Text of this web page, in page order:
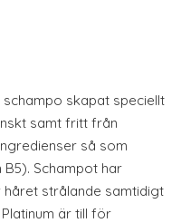
skapat speciellt
samt fritt från
så som
Schampot har
håret strålande samtidigt
är till för